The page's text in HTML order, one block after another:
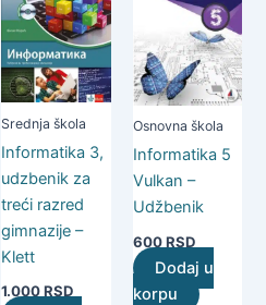
Srednja škola
Informatika 3,
udzbenik za
treći razred
gimnazije –
Klett
1.000RSD
Osnovna škola
Informatika 5
Vulkan –
Udžbenik
600RSD
Dodaj u
korpu